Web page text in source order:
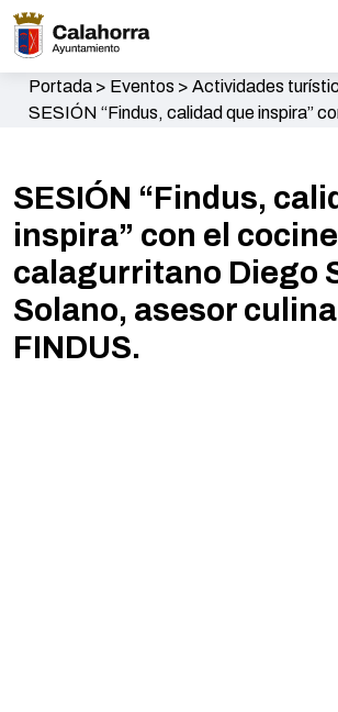
Portada> Eventos > Actividades
SESIÓN “Findus, calidad que inspira”
SESIÓN “Findus,
inspira” con el
calagurritano Diego
Solano, asesor
FINDUS.